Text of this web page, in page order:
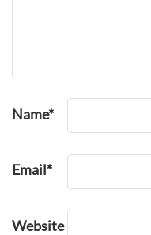
Name*
Email*
Website